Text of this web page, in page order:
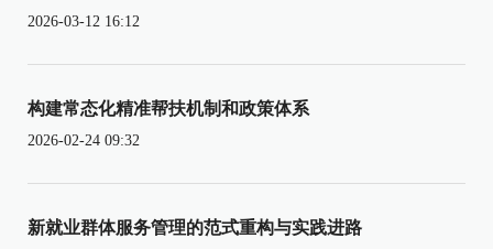
2026-03-12 16:12
构建常态化精准帮扶机制和政策体系
2026-02-24 09:32
新就业群体服务管理的范式重构与实践进路